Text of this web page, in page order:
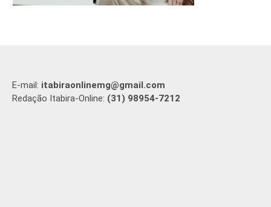
E-mail: itabiraonlinemg@gmail.com
Redação Itabira-Online: (31) 98954-7212